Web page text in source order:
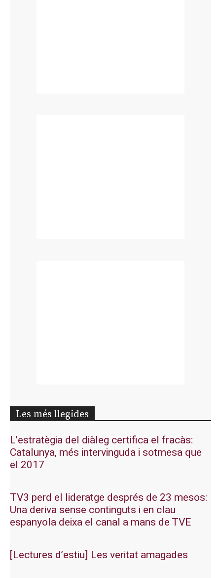
Les més llegides
L’estratègia del diàleg certifica el fracàs:
Catalunya, més intervinguda i sotmesa que
el 2017
TV3 perd el lideratge després de 23 mesos:
Una deriva sense continguts i en clau
espanyola deixa el canal a mans de TVE
[Lectures d’estiu] Les veritat amagades